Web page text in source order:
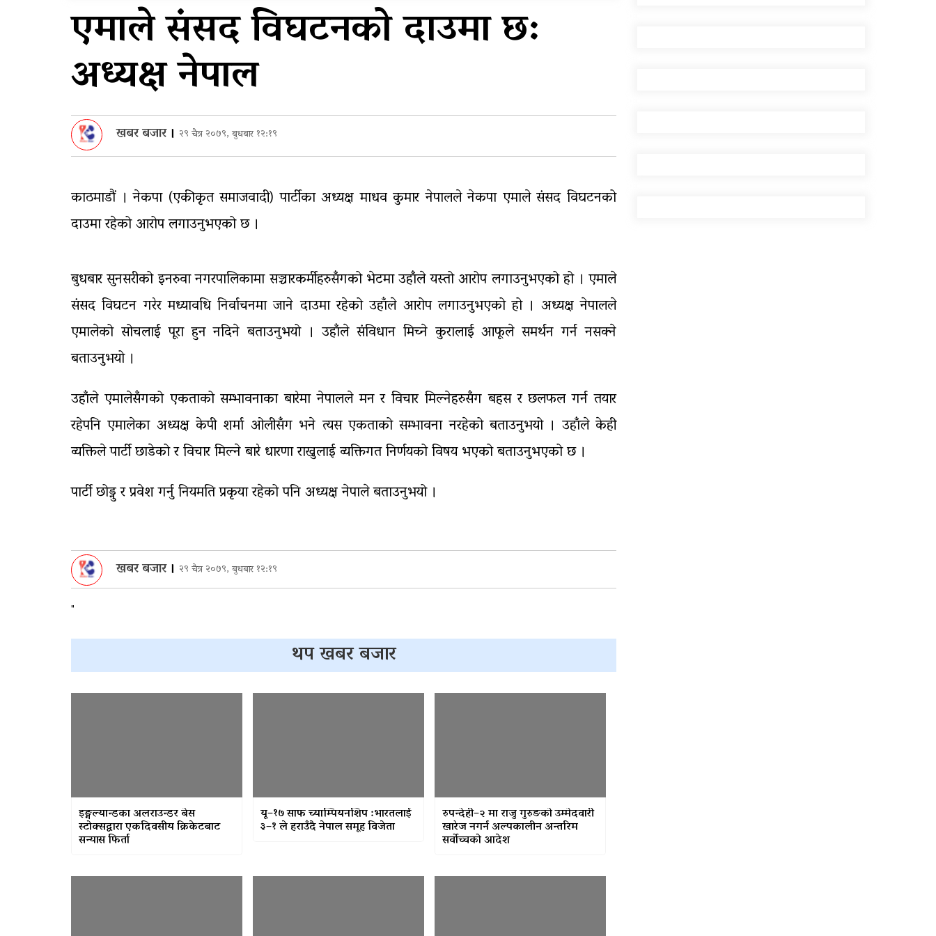
शुल्कदर यस्तो छ…
आठ लाख २१ हजार घुससहित
सिँचाइ डिभिजन सर्लाहीका
प्रमुख र अधिकृत पक्राउ
घरमाथि पहिरो खस्दा ३ वर्षीय
एमाले संसद विघटनको दाउमा छ:
अध्यक्ष नेपाल
खबर बजार। २९ चैत्र २०७९, बुधबार १२:१९
काठमाडौं । नेकपा (एकीकृत समाजवादी) पार्टीका अध्यक्ष माधव कुमार नेपालले नेकपा एमाले संसद विघटनको
दाउमा रहेको आरोप लगाउनुभएको छ ।
बुधबार सुनसरीको इनरुवा नगरपालिकामा सञ्चारकर्मीहरुसँगको भेटमा उहाँले यस्तो आरोप लगाउनुभएको हो । एमाले
संसद विघटन गरेर मध्यावधि निर्वाचनमा जाने दाउमा रहेको उहाँले आरोप लगाउनुभएको हो । अध्यक्ष नेपालले
एमालेको सोचलाई पूरा हुन नदिने बताउनुभयो । उहाँले संविधान मिच्ने कुरालाई आफूले समर्थन गर्न नसक्ने
बताउनुभयो ।
उहाँले एमालेसँगको एकताको सम्भावनाका बारेमा नेपालले मन र विचार मिल्नेहरुसँग बहस र छलफल गर्न तयार
रहेपनि एमालेका अध्यक्ष केपी शर्मा ओलीसँग भने त्यस एकताको सम्भावना नरहेको बताउनुभयो । उहाँले केही
व्यक्तिले पार्टी छाडेको र विचार मिल्ने बारे धारणा राख्नुलाई व्यक्तिगत निर्णयको विषय भएको बताउनुभएको छ ।
पार्टी छोड्नु र प्रवेश गर्नु नियमति प्रकृया रहेको पनि अध्यक्ष नेपाले बताउनुभयो ।
खबर बजार। २९ चैत्र २०७९, बुधबार १२:१९
"
थप खबर बजार
इङ्गल्यान्डका अलराउन्डर बेस
स्टोक्सद्वारा एकदिवसीय क्रिकेटबाट
सन्यास फिर्ता
यू–१७ साफ च्याम्पियनशिप :भारतलाई
३–१ ले हराउँदै नेपाल समूह विजेता
रुपन्देही–२ मा राजु गुरुङको उम्मेदवारी
खारेज नगर्न अल्पकालीन अन्तरिम
सर्वोच्चको आदेश